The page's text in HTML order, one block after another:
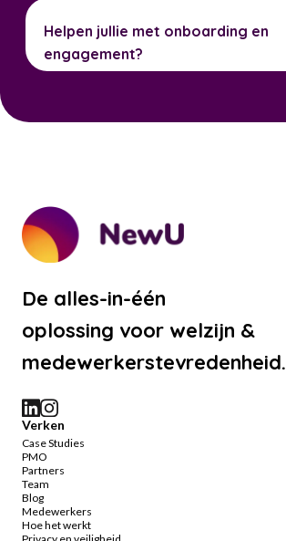
Helpen jullie met onboarding en
engagement?
De alles-in-één
oplossing voor welzijn &
medewerkerstevredenheid.
Verken
Case Studies
PMO
Partners
Team
Blog
Medewerkers
Hoe het werkt